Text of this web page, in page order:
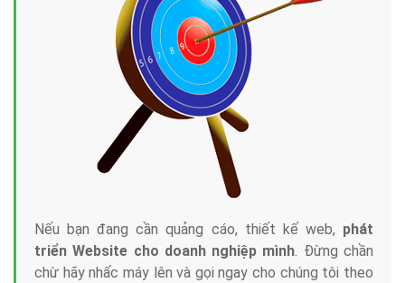
Nếu bạn đang cần quảng cáo, thiết kế web, phát
triển Website cho doanh nghiệp mình. Đừng chần
chừ hãy nhấc máy lên và gọi ngay cho chúng tôi theo